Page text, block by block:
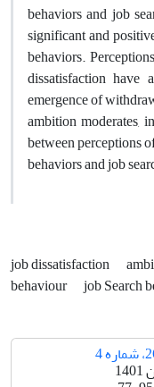
behaviors and job
significant and
behaviors.
dissatisfaction
emergence of
ambition moderates,
between perceptions
behaviors and job
job dissatisfaction
behaviour job Search